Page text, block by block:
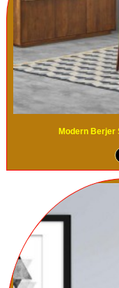
Modern Berjer